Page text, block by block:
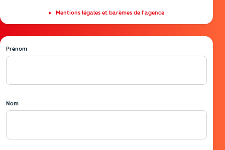
Mentions légales et barèmes de l'agence
Prénom
Nom